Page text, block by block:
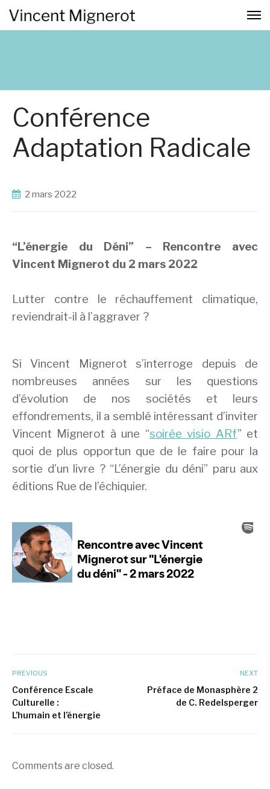
Conférence
Adaptation Radicale
2 mars 2022
“L’énergie du Déni” – Rencontre avec
Vincent Mignerot du 2 mars 2022
Lutter contre le réchauffement climatique,
reviendrait-il à l’aggraver ?
Si Vincent Mignerot s’interroge depuis de
nombreuses années sur les questions
d’évolution de nos sociétés et leurs
effondrements, il a semblé intéressant d’inviter
Vincent Mignerot à une “soirée visio ARf” et
quoi de plus opportun que de le faire pour la
sortie d’un livre ? “L’énergie du déni” paru aux
éditions Rue de l’échiquier.
PREVIOUS
Conférence Escale
Culturelle :
L’humain et l’énergie
NEXT
Préface de Monasphère 2
de C. Redelsperger
Comments are closed.